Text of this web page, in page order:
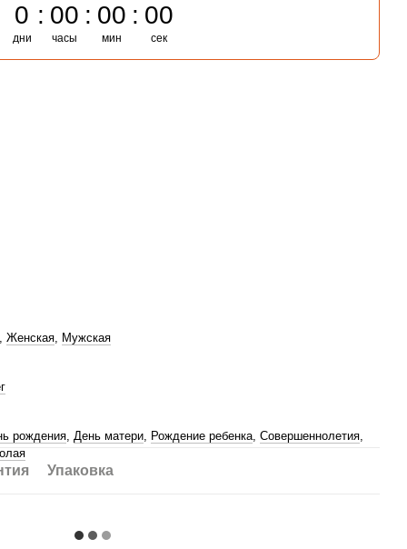
0
дни
00
часы
00
мин
00
сек
, Женская, Мужская
рождения, День матери, Рождение ребенка, Совершеннолетия,
Упаковка